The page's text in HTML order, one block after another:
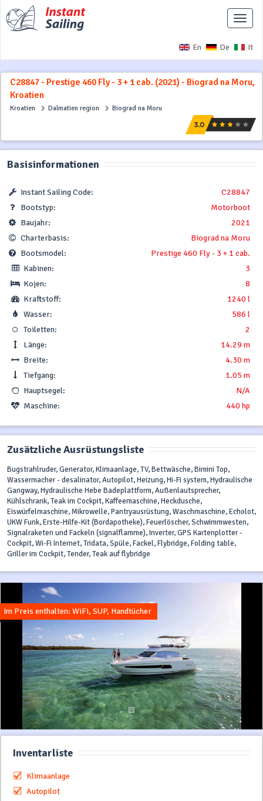
En De It
C28847 - Prestige 460 Fly - 3 + 1 cab. (2021) - Biograd na Moru,
Kroatien
Kroatien Dalmatien region Biograd na Moru
Basisinformationen
Instant Sailing Code:
C28847
Bootstyp:
Motorboot
Baujahr:
2021
Charterbasis:
Biograd na Moru
Bootsmodel:
Prestige 460 Fly - 3 + 1 cab.
Kabinen:
3
Kojen:
8
Kraftstoff:
1240 l
Wasser:
586 l
Toiletten:
2
Länge:
14.29 m
Breite:
4.30 m
Tiefgang:
1.05 m
Hauptsegel:
N/A
Maschine:
440 hp
Zusätzliche Ausrüstungsliste
Bugstrahlruder, Generator, Klimaanlage, TV, Bettwäsche, Bimini Top,
Wassermacher - desalinator, Autopilot, Heizung, Hi-Fi system, Hydraulische
Gangway, Hydraulische Hebe Badeplattform, Außenlautsprecher,
Kühlschrank, Teak im Cockpit, Kaffeemaschine, Heckdusche,
Eiswürfelmaschine, Mikrowelle, Pantryausrüstung, Waschmaschine, Echolot,
UKW Funk, Erste-Hilfe-Kit (Bordapotheke), Feuerlöscher, Schwimmwesten,
Signalraketen und Fackeln (signalflamme), Inverter, GPS Kartenplotter -
Cockpit, Wi-Fi Internet, Tridata, Spüle, Fackel, Flybridge, Folding table,
Griller im Cockpit, Tender, Teak auf flybridge
Im Preis enthalten: WiFi, SUP, Handtücher
Inventarliste
Klimaanlage
Autopilot